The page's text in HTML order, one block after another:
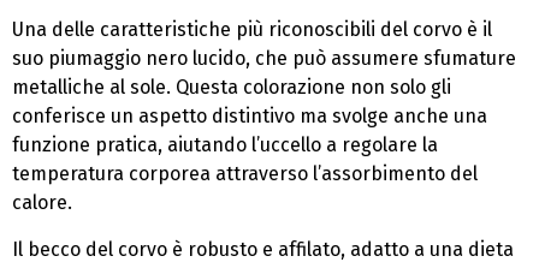
Una delle caratteristiche più riconoscibili del corvo è il
suo piumaggio nero lucido, che può assumere sfumature
metalliche al sole. Questa colorazione non solo gli
conferisce un aspetto distintivo ma svolge anche una
funzione pratica, aiutando l’uccello a regolare la
temperatura corporea attraverso l’assorbimento del
calore.
Il becco del corvo è robusto e affilato, adatto a una dieta